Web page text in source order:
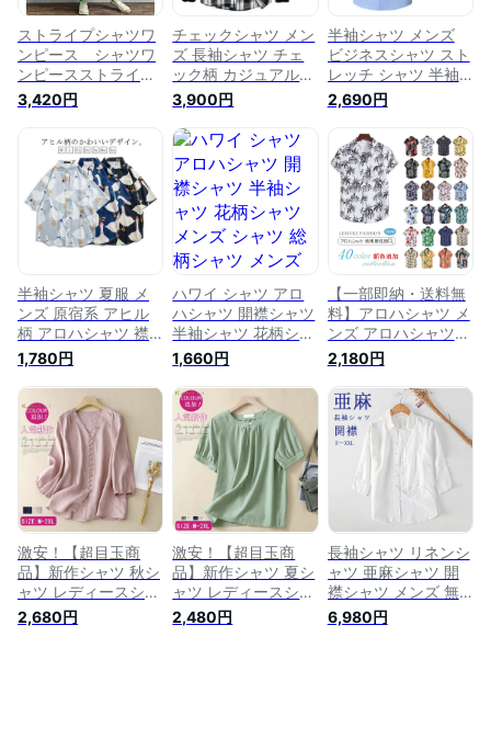
ストライプシャツワ
ンピース シャツワ
ンピースストライ
プ シャツワンピー
ス長袖 シャツワン
ライプシャツレディ
ース シャツストラ
イプ シャツレディ
ース長袖 バンドカ
ラーシャツレディー
ス レディースシャ
フィスシャツ 通勤
3,420円
チェックシャツ メン
ズ 長袖シャツ チェ
ック柄 カジュアルシ
ャツ ビジネスシャツ
ワークシャツ ボタン
ダウンシャツ トップ
ス シャツ 通勤
3,900円
半袖シャツ メンズ
ビジネスシャツ スト
レッチ シャツ 半袖
ビッグシャツ 接触冷
感 シャツ 無地シャ
ツ カジュアルシャツ
大きいサイズ 通勤
2,690円
半袖シャツ 夏服 メ
ンズ 原宿系 アヒル
柄 アロハシャツ 襟
付きシャツ かわいい
カジュアルシャツ 海
半袖 シャツ 開襟シ
ャツ 柄シャツ ファ
ッション リゾート
シャツ
1,780円
ハワイ シャツ アロ
ハシャツ 開襟シャツ
半袖シャツ 花柄シャ
ツ メンズ シャツ 総
柄シャツ メンズシャ
ツ 花柄シャツ ハワ
イ ハワイアン 夏服
夏 トップス アロハ
リゾート婚 リゾート
ウエディング 参列者
衣装 ビーチ カジュ
アルシャツ
1,660円
【一部即納・送料無
料】アロハシャツ メ
ンズ アロハシャツ
和柄 アロハシャツ
大きいサイズ アロハ
シャツ 半袖 シャツ
総柄 花柄シャツ カ
ジュアルシャツ 男性
シャツ 夏 ビーチシ
ャツ オープンカラー
シャツ ハワイ旅行
2,180円
激安！【超目玉商
品】新作シャツ 秋シ
ャツ レディースシャ
ツ 秋ブラウス 長袖
シャツ ブラウス 大
2,680円
激安！【超目玉商
品】新作シャツ 夏シ
ャツ レディースシャ
ツ 夏ブラウス 薄手
シャツ ブラウス 大
2,480円
長袖シャツ リネンシ
ャツ 亜麻シャツ 開
襟シャツ メンズ 無
地 ボタンダウンシャ
ツ ワイシャツ カジ
6,980円